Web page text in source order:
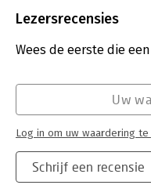
approach, providing high-
theoretical, nature.
scholars with broad
practitioners in the field
provides much needed
new rules for those
Uitgever:
Verschijningsdatum:
5-2-
Serie:
Lezersrecensies
Wees de eerste die
Schrijf een recensie
Uw
Log in om uw waardering te